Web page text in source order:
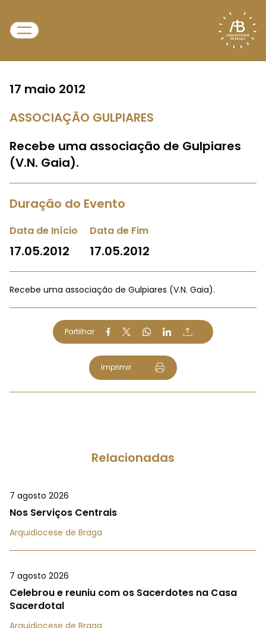
17 maio 2012
ASSOCIAÇÃO GULPIARES
Recebe uma associação de Gulpiares
(V.N. Gaia).
Duração do Evento
Data de Início
17.05.2012
Data de Fim
17.05.2012
Recebe uma associação de Gulpiares (V.N. Gaia).
Partilhar
Imprimir
Relacionadas
7 agosto 2026
Nos Serviços Centrais
Arquidiocese de Braga
7 agosto 2026
Celebrou e reuniu com os Sacerdotes na Casa
Sacerdotal